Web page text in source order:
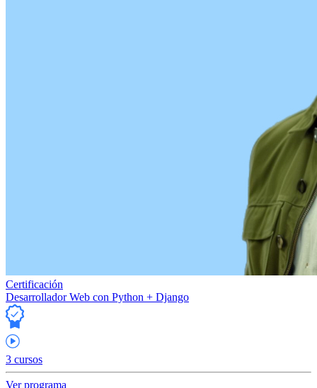
Certificación
Desarrollador Web con Python + Django
3 cursos
Ver programa